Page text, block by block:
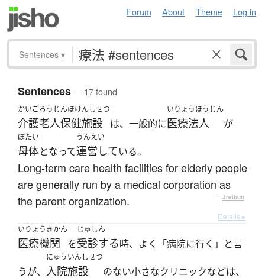
Forum About Theme Log in
Sentences ▾
Sentences— 17 found
かいごろうじんほけんしせつ
介護老人保健施設 は、一般的に
いりょうほうじん
医療法人 が
ぼたい
母体となって
うんえい
運営している。
Long-term care health facilities for elderly people
are generally run by a medical corporation as
the parent organization.
— Jreibun
Details ▸
いりょうきかん
医療機関 を
じゅしん
受診する時、よく「病院に行く」と言
うが、
にゅういんしせつ
入院施設 のない小さなクリニックなどは、